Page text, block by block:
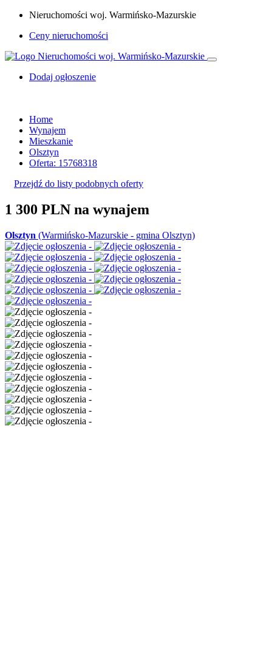
Nieruchomości woj. Warmińsko-Mazurskie
Ceny nieruchomości
Dodaj ogłoszenie
Home
Wynajem
Mieszkanie
Olsztyn
Oferta: 15768318
Przejdź do listy podobnych oferty
1 300 PLN na wynajem
Olsztyn (Warmińsko-Mazurskie - gmina Olsztyn)